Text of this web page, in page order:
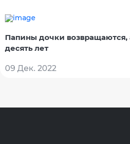
Папины дочки возвращаются,
десять лет
09 Дек. 2022